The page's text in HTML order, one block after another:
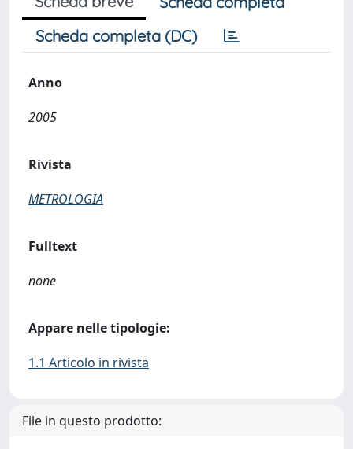
Scheda completa (DC)
Anno
2005
Rivista
METROLOGIA
Fulltext
none
Appare nelle tipologie:
1.1 Articolo in rivista
File in questo prodotto: